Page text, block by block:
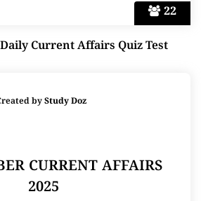
22
Current Affairs Quiz Test
byStudy Doz
CURRENT AFFAIRS
2025